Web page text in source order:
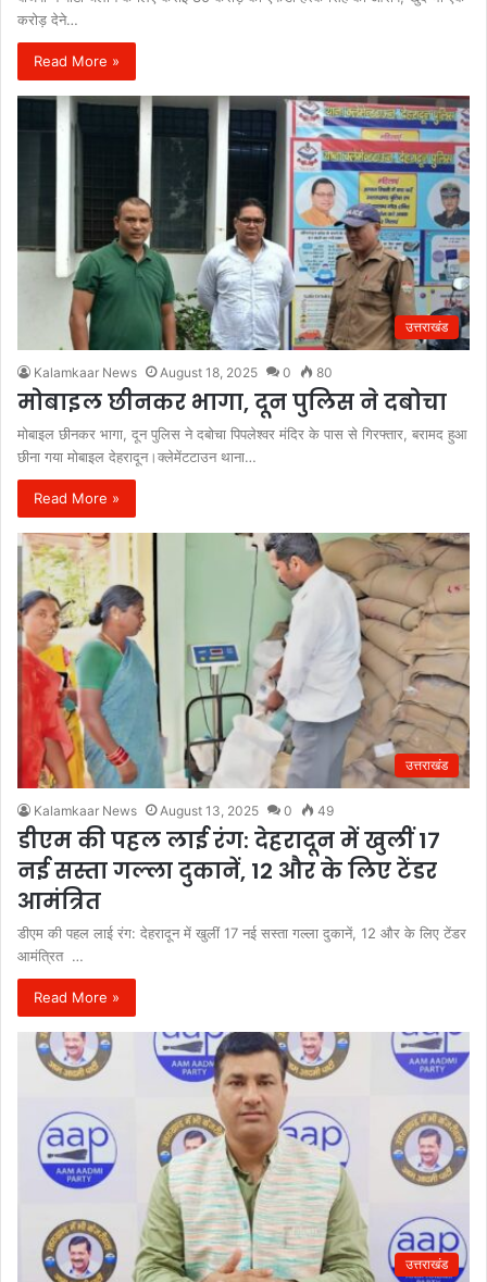
करोड़ देने…
Read More »
उत्तराखंड
Kalamkaar News August 18, 2025 0 80
मोबाइल छीनकर भागा, दून पुलिस ने दबोचा
मोबाइल छीनकर भागा, दून पुलिस ने दबोचा पिपलेश्वर मंदिर के पास से गिरफ्तार, बरामद हुआ
छीना गया मोबाइल देहरादून।क्लेमेंटटाउन थाना…
Read More »
उत्तराखंड
Kalamkaar News August 13, 2025 0 49
डीएम की पहल लाई रंग: देहरादून में खुलीं 17
नई सस्ता गल्ला दुकानें, 12 और के लिए टेंडर
आमंत्रित
डीएम की पहल लाई रंग: देहरादून में खुलीं 17 नई सस्ता गल्ला दुकानें, 12 और के लिए टेंडर
आमंत्रित …
Read More »
उत्तराखंड